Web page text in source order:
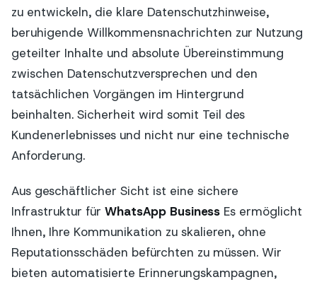
zu entwickeln, die klare Datenschutzhinweise,
beruhigende Willkommensnachrichten zur Nutzung
geteilter Inhalte und absolute Übereinstimmung
zwischen Datenschutzversprechen und den
tatsächlichen Vorgängen im Hintergrund
beinhalten. Sicherheit wird somit Teil des
Kundenerlebnisses und nicht nur eine technische
Anforderung.
Aus geschäftlicher Sicht ist eine sichere
Infrastruktur für WhatsApp Business Es ermöglicht
Ihnen, Ihre Kommunikation zu skalieren, ohne
Reputationsschäden befürchten zu müssen. Wir
bieten automatisierte Erinnerungskampagnen,